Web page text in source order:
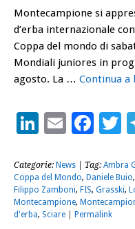
Montecampione si
d’erba internazionale
Coppa del mondo di
Mondiali juniores in
agosto. La … Continua a
LinkedIn
Email
Categorie: News | Tag: Ambra
Coppa del Mondo, Daniele Buio,
Filippo Zamboni, FIS, Grasski,
Montecampione,
d'erba, Sciare Permalink